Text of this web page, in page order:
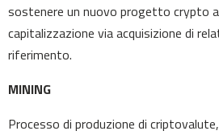
sostenere un nuovo progetto crypto
capitalizzazione via acquisizione di
riferimento.
MINING
Processo di produzione di